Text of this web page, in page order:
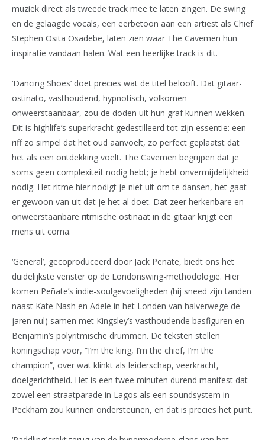
muziek direct als tweede track mee te laten zingen. De swing
en de gelaagde vocals, een eerbetoon aan een artiest als Chief
Stephen Osita Osadebe, laten zien waar The Cavemen hun
inspiratie vandaan halen. Wat een heerlijke track is dit.
‘Dancing Shoes’ doet precies wat de titel belooft. Dat gitaar-
ostinato, vasthoudend, hypnotisch, volkomen
onweerstaanbaar, zou de doden uit hun graf kunnen wekken.
Dit is highlife’s superkracht gedestilleerd tot zijn essentie: een
riff zo simpel dat het oud aanvoelt, zo perfect geplaatst dat
het als een ontdekking voelt. The Cavemen begrijpen dat je
soms geen complexiteit nodig hebt; je hebt onvermijdelijkheid
nodig. Het ritme hier nodigt je niet uit om te dansen, het gaat
er gewoon van uit dat je het al doet. Dat zeer herkenbare en
onweerstaanbare ritmische ostinaat in de gitaar krijgt een
mens uit coma.
‘General’, gecoproduceerd door Jack Peñate, biedt ons het
duidelijkste venster op de Londonswing-methodologie. Hier
komen Peñate’s indie-soulgevoeligheden (hij sneed zijn tanden
naast Kate Nash en Adele in het Londen van halverwege de
jaren nul) samen met Kingsley’s vasthoudende basfiguren en
Benjamin’s polyritmische drummen. De teksten stellen
koningschap voor, “I’m the king, I’m the chief, I’m the
champion”, over wat klinkt als leiderschap, veerkracht,
doelgerichtheid. Het is een twee minuten durend manifest dat
zowel een straatparade in Lagos als een soundsystem in
Peckham zou kunnen ondersteunen, en dat is precies het punt.